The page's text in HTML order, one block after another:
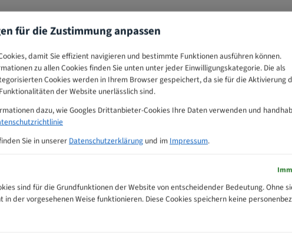
Tabelle
für die Zustimmung anpassen
damit Sie effizient navigieren und bestimmte Funktionen ausführen können.
zu allen Cookies finden Sie unten unter jeder Einwilligungskategorie. Die als
Cookies werden in Ihrem Browser gespeichert, da sie für die Aktivierung
der Website unerlässlich sind.
dazu, wie Googles Drittanbieter-Cookies Ihre Daten verwenden und
Sie in unserer Datenschutzerklärung und im Impressum.
sind für die Grundfunktionen der Website von entscheidender Bedeutung. Ohne
in der vorgesehenen Weise funktionieren. Diese Cookies speichern keine